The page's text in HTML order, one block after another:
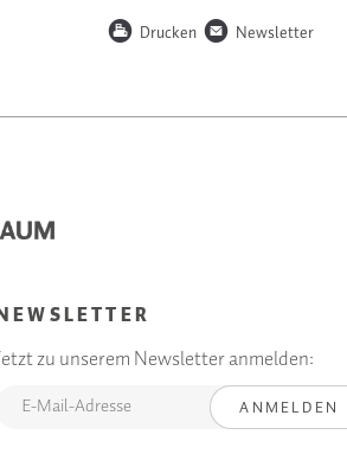
P Drucken n Newsletter
zu unserem Newsletter anmelden:
ANMELDEN